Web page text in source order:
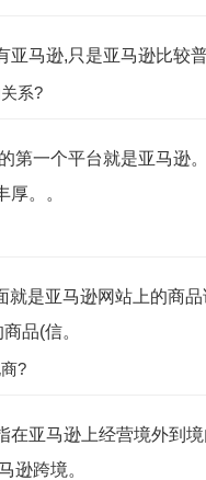
亚马逊,只是亚马逊比较
系?
第一个平台就是亚马逊
厚。。
就是亚马逊网站上的商
品(信。
?
在亚马逊上经营境外到
逊跨境。